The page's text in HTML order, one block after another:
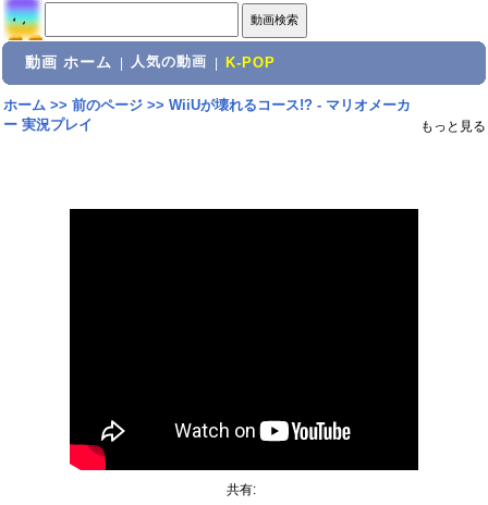
動画 ホーム 人気の動画 K-POP
ホーム>> 前のページ>> WiiUが壊れるコース!? - マリオメーカ
ー 実況プレイ
もっと見る
共有: